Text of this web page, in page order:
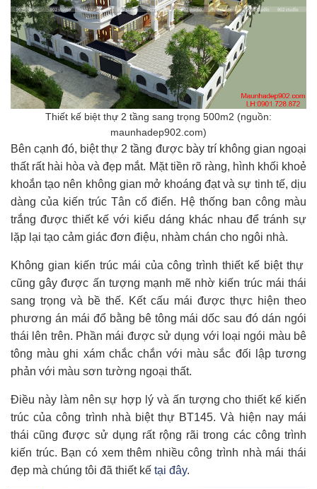
Thiết kế biệt thự 2 tầng sang trọng 500m2 (nguồn:
maunhadep902.com)
Bên cạnh đó, biệt thự 2 tầng được bày trí không gian ngoại
thất rất hài hòa và đẹp mắt. Mặt tiền rõ ràng, hình khối khoẻ
khoắn tạo nên không gian mở khoáng đạt và sự tinh tế, dịu
dàng của kiến trúc Tân cổ điển. Hệ thống ban công màu
trắng được thiết kế với kiểu dáng khác nhau để tránh sự
lặp lại tạo cảm giác đơn điệu, nhàm chán cho ngôi nhà.
Không gian kiến trúc mái của công trình thiết kế biệt thự
cũng gây được ấn tượng mạnh mẽ nhờ kiến trúc mái thái
sang trọng và bề thế. Kết cấu mái được thực hiện theo
phương án mái đổ bằng bê tông mái dốc sau đó dán ngói
thái lên trên. Phần mái được sử dụng với loại ngói màu bê
tông màu ghi xám chắc chắn với màu sắc đối lập tương
phản với màu sơn tường ngoại thất.
Điều này làm nên sự hợp lý và ấn tượng cho thiết kế kiến
trúc của công trình nhà biệt thự BT145. Và hiện nay mái
thái cũng được sử dụng rất rộng rãi trong các công trình
kiến trúc. Bạn có xem thêm nhiều công trình nhà mái thái
đẹp mà chúng tôi đã thiết kế tại đây.